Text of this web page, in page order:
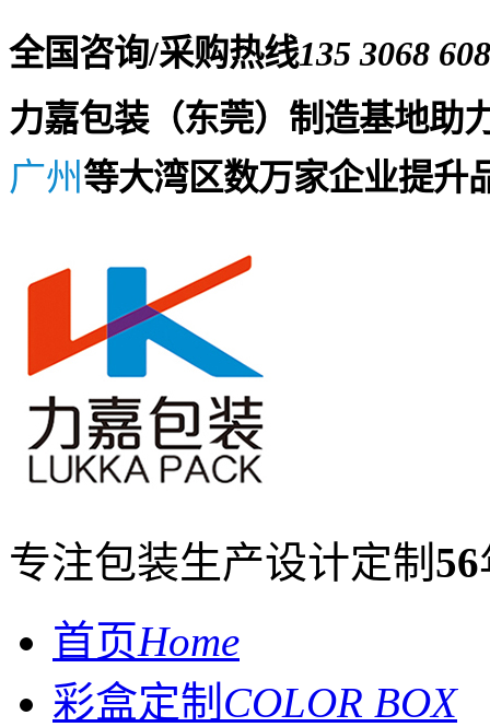
全国咨询/采购热线135 3068
力嘉包装（东莞）制造基地助
广州等大湾区数万家企业提升
专注包装生产设计定制 56
首页Home
彩盒定制 COLOR BOX